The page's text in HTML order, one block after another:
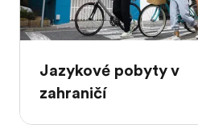
Jazykové pobyty v
zahraničí